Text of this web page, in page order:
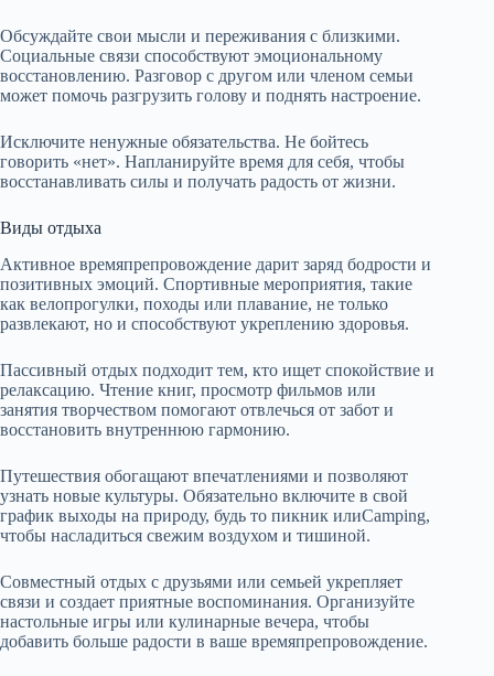
Обсуждайте свои мысли и переживания с близкими.
Социальные связи способствуют эмоциональному
восстановлению. Разговор с другом или членом семьи
может помочь разгрузить голову и поднять настроение.
Исключите ненужные обязательства. Не бойтесь
говорить «нет». Напланируйте время для себя, чтобы
восстанавливать силы и получать радость от жизни.
Виды отдыха
Активное времяпрепровождение дарит заряд бодрости и
позитивных эмоций. Спортивные мероприятия, такие
как велопрогулки, походы или плавание, не только
развлекают, но и способствуют укреплению здоровья.
Пассивный отдых подходит тем, кто ищет спокойствие и
релаксацию. Чтение книг, просмотр фильмов или
занятия творчеством помогают отвлечься от забот и
восстановить внутреннюю гармонию.
Путешествия обогащают впечатлениями и позволяют
узнать новые культуры. Обязательно включите в свой
график выходы на природу, будь то пикник илиCamping,
чтобы насладиться свежим воздухом и тишиной.
Совместный отдых с друзьями или семьей укрепляет
связи и создает приятные воспоминания. Организуйте
настольные игры или кулинарные вечера, чтобы
добавить больше радости в ваше времяпрепровождение.